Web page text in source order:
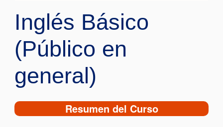
Inglés Básico
(Público en
general)
Resumen del Curso